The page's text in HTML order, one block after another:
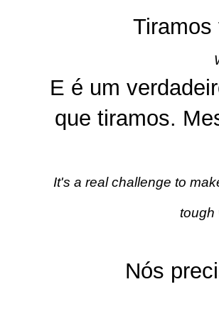
Tiramos
E é um
que tiramos.
It's a real challenge to
tough
Nós